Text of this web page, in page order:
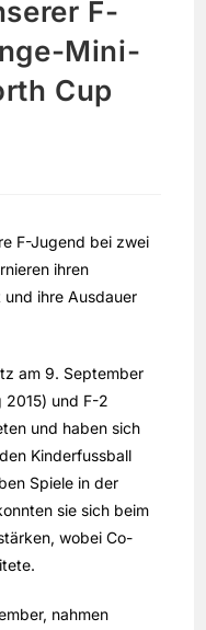
F-
Mini-
Cup
F-Jugend bei zwei
ihren
ihre Ausdauer
am 9. September
2015) und F-2
und haben sich
Kinderfussball
Spiele in der
sie sich beim
wobei Co-
nahmen